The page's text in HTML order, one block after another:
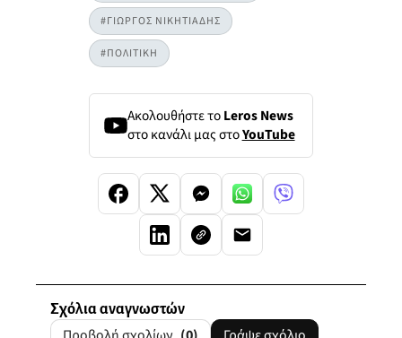
#ΓΙΩΡΓΟΣ ΝΙΚΗΤΙΑΔΗΣ
#ΠΟΛΙΤΙΚΗ
Ακολουθήστε τοLeros News
στο κανάλι μας στοYouTube
Σχόλια αναγνωστών